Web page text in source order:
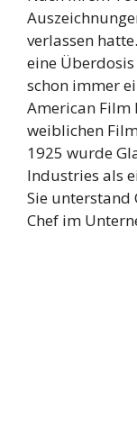
verlassen
eine
schon immer
American Film
weiblichen
1925 wurde
Industries als
Sie unterstand
Chef im